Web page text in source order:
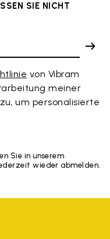
SIE NICHT
von Vibram
meiner
um personalisierte
Sie in unserem
wieder abmelden.